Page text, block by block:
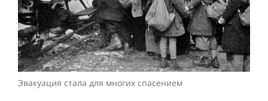
Эвакуация стала для многих спасением